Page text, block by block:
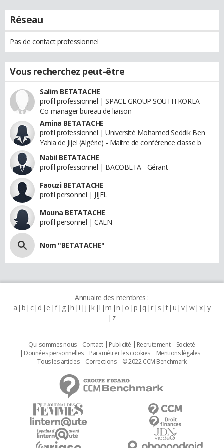
Réseau
Pas de contact professionnel
Vous recherchez peut-être
Salim BETATACHE
profil professionnel | SPACE GROUP SOUTH KOREA -
Co-manager bureau de liaison
Amina BETATACHE
profil professionnel | Université Mohamed Seddik Ben
Yahia de Jijel (Algérie) - Maitre de conférence classe b
Nabil BETATACHE
profil professionnel | BACOBETA - Gérant
Faouzi BETATACHE
profil personnel | JIJEL
Mouna BETATACHE
profil personnel | CAEN
Nom "BETATACHE"
Annuaire des membres :
a b c d e f g h i j k l m n o p q r s t u v w x y
z
Qui sommes nous Contact Publicité Recrutement
Societé
Données personnelles
Paramétrer les cookies
Mentions légales
Tous les articles
Corrections © 2022 CCM Benchmark